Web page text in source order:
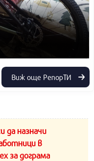
Виж още РепорТИ
да назначи
в
за дограма